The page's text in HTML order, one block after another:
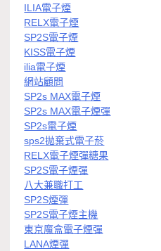
ILIA電子煙
RELX電子煙
SP2S電子煙
KISS電子煙
ilia電子煙
網站顧問
SP2s MAX電子煙
SP2s MAX電子煙彈
SP2s電子煙
sps2拋棄式電子菸
RELX電子煙彈糖果
SP2S電子煙彈
八大兼職打工
SP2S煙彈
SP2S電子煙主機
東京魔盒電子煙彈
LANA煙彈